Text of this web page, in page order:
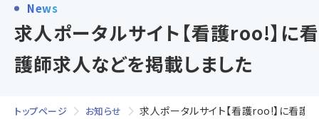
News
求人ポータルサイト【看護roo!】に看
護師求人などを掲載しました
トップページ お知らせ 求人ポータルサイト【看護roo!】に看護